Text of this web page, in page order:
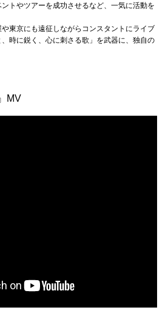
トやツアーを成功させるなど、一気に活動を
東京にも遠征しながらコンスタントにライブ
時に鋭く、心に刺さる歌」を武器に、独自の
MV